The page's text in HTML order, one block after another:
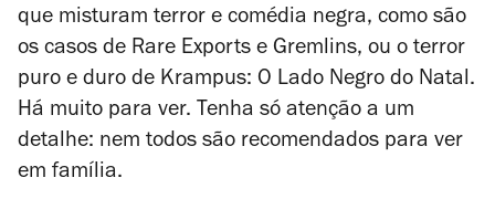
que misturam terror e comédia negra, como são
os casos de Rare Exports e Gremlins, ou o terror
puro e duro de Krampus: O Lado Negro do Natal.
Há muito para ver. Tenha só atenção a um
detalhe: nem todos são recomendados para ver
em família.